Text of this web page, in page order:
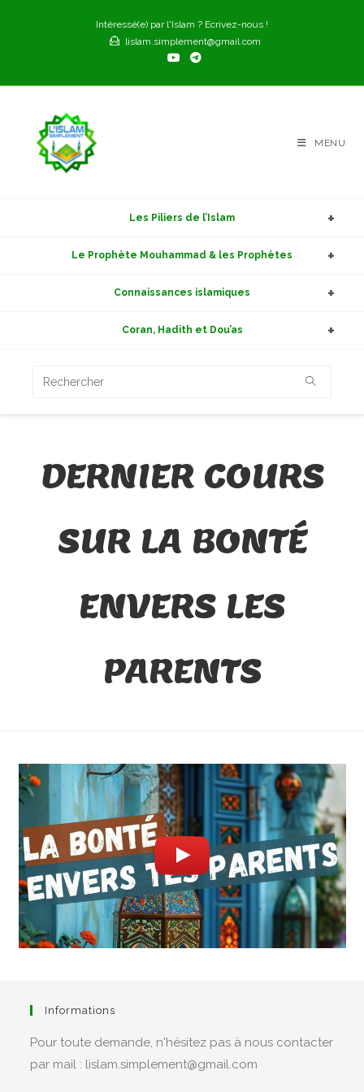
Intéressé(e) par l'Islam ? Ecrivez-nous !
lislam.simplement@gmail.com
MENU
Les Piliers de l’Islam
Le Prophète Mouhammad & les Prophètes
Connaissances islamiques
Coran, Hadith et Dou’as
DERNIER COURS
SUR LA BONTÉ
ENVERS LES
PARENTS
Informations
Pour toute demande, n'hésitez pas à nous contacter
par mail : lislam.simplement@gmail.com